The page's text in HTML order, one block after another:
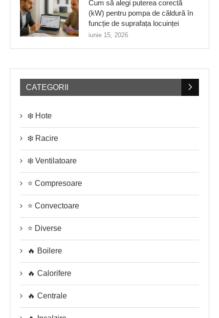
Cum să alegi puterea corectă
(kW) pentru pompa de căldură în
funcție de suprafața locuinței
iunie 15, 2026
CATEGORII
❄️ Hote
❄️ Racire
❄️ Ventilatoare
⭐ Compresoare
⭐ Convectoare
⭐ Diverse
🔥 Boilere
🔥 Calorifere
🔥 Centrale